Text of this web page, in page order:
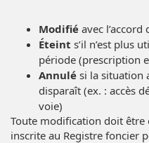
Modifié avec
Éteint s’il n’est plus
période (prescription
Annulé si la situation
disparaît (ex. : accès
voie)
Toute modification doit être
inscrite au Registre foncier